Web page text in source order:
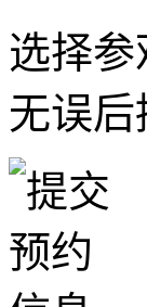
选择
无误